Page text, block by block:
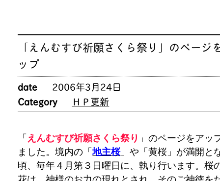
「えんむすび祈願さくら祭り」のページ
ップ
date
2006年3月24日
Category
ＨＰ更新
「 えんむすび祈願さくら祭り 」のページをアッ
ました。境内の「地主桜」や「黄桜」が満開と
頃、毎年４月第３日曜日に、執り行います。桜